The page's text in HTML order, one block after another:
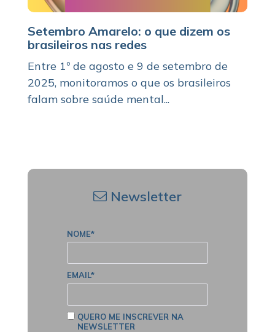
Setembro Amarelo: o que dizem os
brasileiros nas redes
Entre 1º de agosto e 9 de setembro de
2025, monitoramos o que os brasileiros
falam sobre saúde mental...
Newsletter
NOME*
EMAIL*
QUERO ME INSCREVER NA
NEWSLETTER